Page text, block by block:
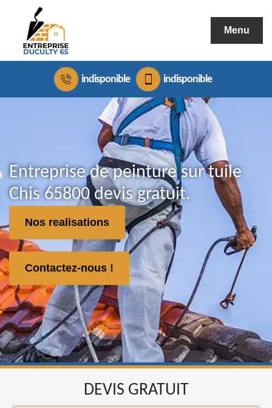
Menu
indisponible indisponible
Entreprise de peinture sur tuile
Chis 65800 devis gratuit.
Nos realisations
Contactez-nous !
DEVIS GRATUIT